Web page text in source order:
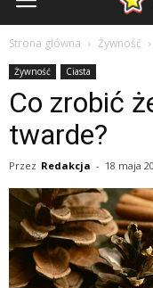
Strona główna Żywność
Żywność Ciasta
Co zrobić
twarde?
Przez Redakcja - 18 maja